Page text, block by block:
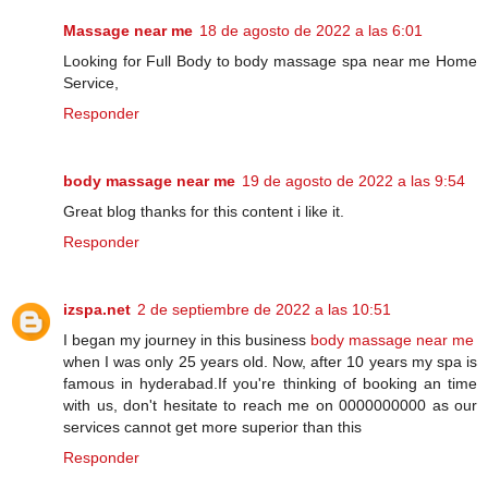
Massage near me 18 de agosto de 2022 a las 6:01
Looking for Full Body to body massage spa near me Home
Service,
Responder
body massage near me 19 de agosto de 2022 a las 9:54
Great blog thanks for this content i like it.
Responder
izspa.net 2 de septiembre de 2022 a las 10:51
I began my journey in this business body massage near me
when I was only 25 years old. Now, after 10 years my spa is
famous in hyderabad.If you're thinking of booking an time
with us, don't hesitate to reach me on 0000000000 as our
services cannot get more superior than this
Responder